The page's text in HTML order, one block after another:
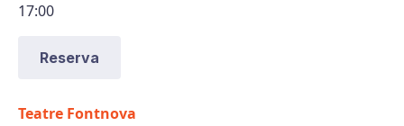
17:00
Reserva
Teatre Fontnova